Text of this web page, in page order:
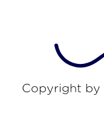
Copyright by